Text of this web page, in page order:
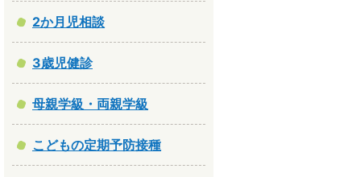
2か月児相談
3歳児健診
母親学級・両親学級
こどもの定期予防接種